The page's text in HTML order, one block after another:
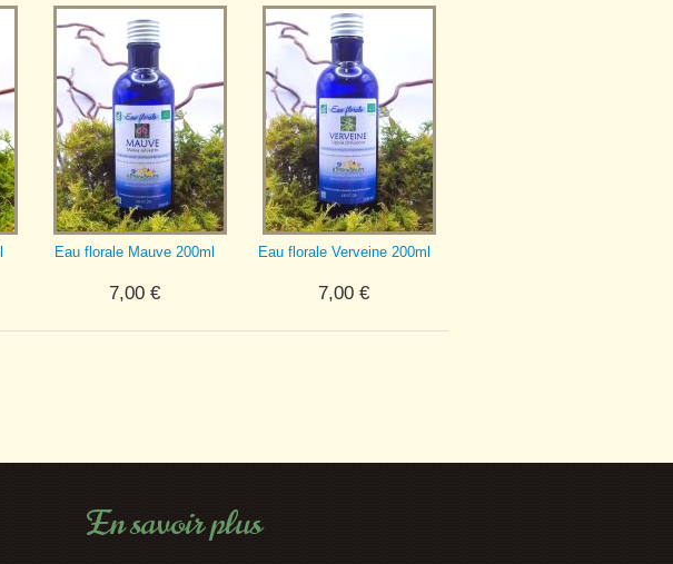
Eau florale Mauve 200ml
7,00 €
Eau florale Verveine 200ml
7,00 €
En savoir plus